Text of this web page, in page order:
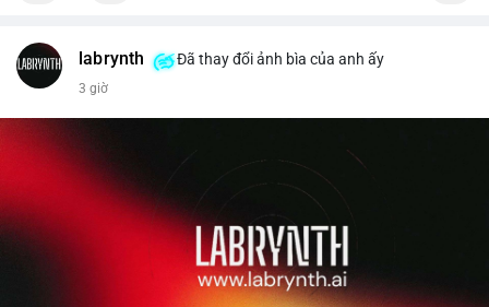
✅ Email: localpvashop@gmail.com
labrynth Đã thay đổi ảnh bìa của anh ấy
3 giờ